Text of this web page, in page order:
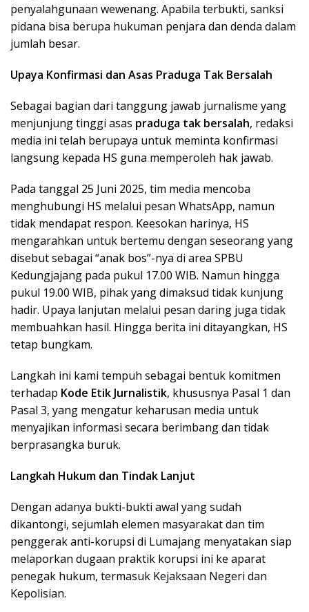
penyalahgunaan wewenang. Apabila terbukti, sanksi
pidana bisa berupa hukuman penjara dan denda dalam
jumlah besar.
Upaya Konfirmasi dan Asas Praduga Tak Bersalah
Sebagai bagian dari tanggung jawab jurnalisme yang
menjunjung tinggi asas praduga tak bersalah, redaksi
media ini telah berupaya untuk meminta konfirmasi
langsung kepada HS guna memperoleh hak jawab.
Pada tanggal 25 Juni 2025, tim media mencoba
menghubungi HS melalui pesan WhatsApp, namun
tidak mendapat respon. Keesokan harinya, HS
mengarahkan untuk bertemu dengan seseorang yang
disebut sebagai “anak bos”-nya di area SPBU
Kedungjajang pada pukul 17.00 WIB. Namun hingga
pukul 19.00 WIB, pihak yang dimaksud tidak kunjung
hadir. Upaya lanjutan melalui pesan daring juga tidak
membuahkan hasil. Hingga berita ini ditayangkan, HS
tetap bungkam.
Langkah ini kami tempuh sebagai bentuk komitmen
terhadap Kode Etik Jurnalistik, khususnya Pasal 1 dan
Pasal 3, yang mengatur keharusan media untuk
menyajikan informasi secara berimbang dan tidak
berprasangka buruk.
Langkah Hukum dan Tindak Lanjut
Dengan adanya bukti-bukti awal yang sudah
dikantongi, sejumlah elemen masyarakat dan tim
penggerak anti-korupsi di Lumajang menyatakan siap
melaporkan dugaan praktik korupsi ini ke aparat
penegak hukum, termasuk Kejaksaan Negeri dan
Kepolisian.